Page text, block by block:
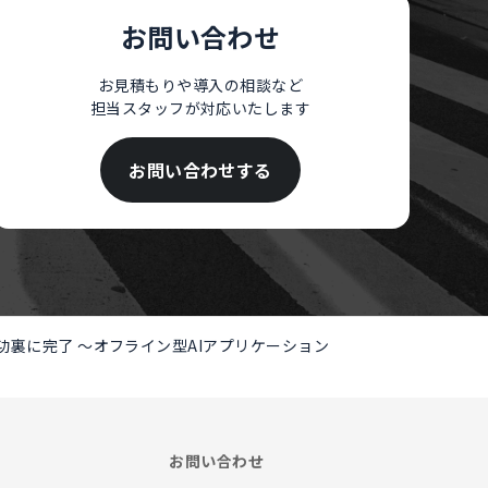
お問い合わせ
お見積もりや導入の相談など
担当スタッフが対応いたします
お問い合わせする
に完了 ～オフライン型AIアプリケーション
お問い合わせ